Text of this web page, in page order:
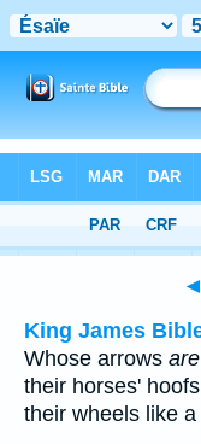
> Isaiah 5:28
◄
King James
Whose arrows are
their horses'
their wheels like